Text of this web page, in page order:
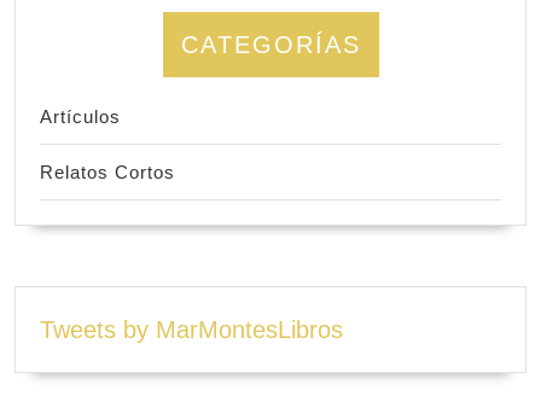
CATEGORÍAS
Artículos
Relatos Cortos
Tweets by MarMontesLibros